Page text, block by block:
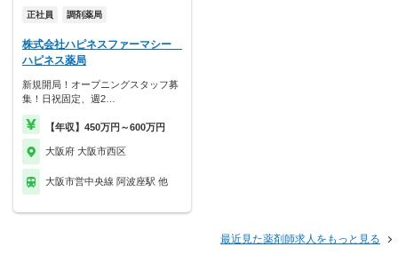
正社員 調剤薬局
株式会社ハピネスファーマシー
ハピネス薬局
新規開局！オープニングスタッフ募
集！日祝固定、週2…
【年収】450万円～600万円
大阪府 大阪市西区
大阪市営中央線 阿波座駅 他
最近見た薬剤師求人をもっと見る